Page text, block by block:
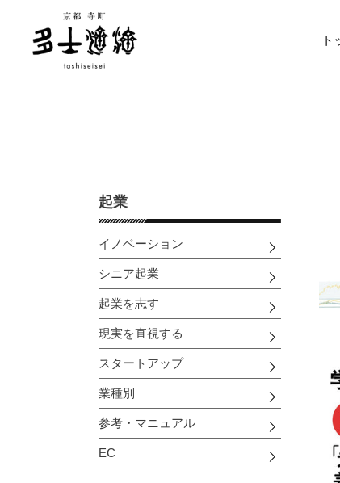
ト
起業
イノベーション
シニア起業
起業を志す
現実を直視する
スタートアップ
業種別
参考・マニュアル
EC